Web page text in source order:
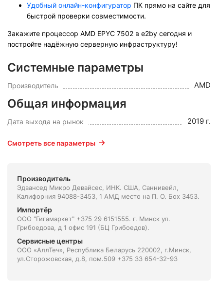
Удобный онлайн-конфигуратор ПК прямо на сайте для
быстрой проверки совместимости.
Закажите процессор AMD EPYC 7502 в e2by сегодня и
постройте надёжную серверную инфраструктуру!
Системные параметры
Производитель AMD
Общая информация
Дата выхода на рынок 2019 г.
Смотреть все параметры
Производитель
Эдвансед Микро Девайсес, ИНК. США, Саннивейл,
Калифорния 94088-3453, 1 АМД место на П. О. Боx 3453.
Импортёр
ООО "Гигамаркет" +375 29 6151555. г. Минск ул.
Грибоедова, д 1 офис 191 (БЦ Грибоедов).
Сервисные центры
ООО «АллТеч», Республика Беларусь 220002, г.Минск,
ул.Сторожовская, д.8, пом.509 +375 33 654-32-93